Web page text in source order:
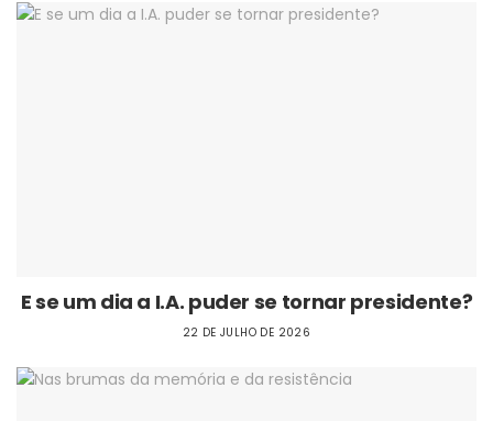
E se um dia a I.A. puder se tornar presidente?
22 DE JULHO DE 2026